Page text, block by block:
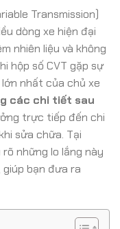
Transmission)
dòng xe hiện đại
nhiên liệu và không
hộp số CVT gặp sự
nhất của chủ xe
các chi tiết sau
trực tiếp đến chi
sửa chữa. Tại
những lo lắng này
bạn đưa ra